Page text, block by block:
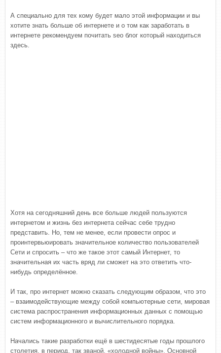
А специально для тех кому будет мало этой информации и вы
хотите знать больше об интернете и о том как заработать в
интернете рекомендуем почитать seo блог который находиться
здесь.
Хотя на сегодняшний день все больше людей пользуются
интернетом и жизнь без интернета сейчас себе трудно
представить. Но, тем не менее, если провести опрос и
проинтервьюировать значительное количество пользователей
Сети и спросить – что же такое этот самый Интернет, то
значительная их часть вряд ли сможет на это ответить что-
нибудь определённое.
И так, про интернет можно сказать следующим образом, что это
– взаимодействующие между собой компьютерные сети, мировая
система распространения информационных данных с помощью
систем информационного и вычислительного порядка.
Начались такие разработки ещё в шестидесятые годы прошлого
столетия, в период, так званой, «холодной войны». Основной